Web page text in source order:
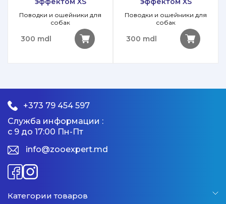
Поводки и ошейники для
собак
300 mdl
Поводки и ошейники для
собак
300 mdl
+373 79 454 597
Служба информации :
с 9 до 17:00 Пн-Пт
info@zooexpert.md
Категории товаров